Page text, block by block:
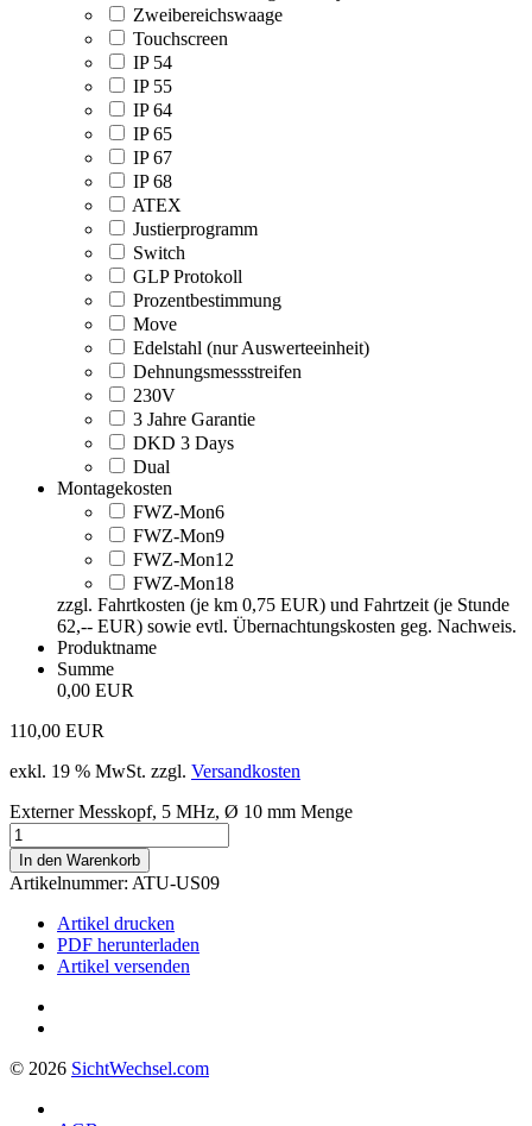
Zweibereichswaage
Touchscreen
IP 54
IP 55
IP 64
IP 65
IP 67
IP 68
ATEX
Justierprogramm
Switch
GLP Protokoll
Prozentbestimmung
Move
Edelstahl (nur Auswerteeinheit)
Dehnungsmessstreifen
230V
3 Jahre Garantie
DKD 3 Days
Dual
Montagekosten
FWZ-Mon6
FWZ-Mon9
FWZ-Mon12
FWZ-Mon18
zzgl. Fahrtkosten (je km 0,75 EUR) und Fahrtzeit (je Stunde
62,-- EUR) sowie evtl. Übernachtungskosten geg. Nachweis.
Produktname
Summe
0,00 EUR
110,00 EUR
exkl. 19 % MwSt. zzgl. Versandkosten
Externer Messkopf, 5 MHz, Ø 10 mm Menge
In den Warenkorb
Artikelnummer: ATU-US09
Artikel drucken
PDF herunterladen
Artikel versenden
© 2026 SichtWechsel.com